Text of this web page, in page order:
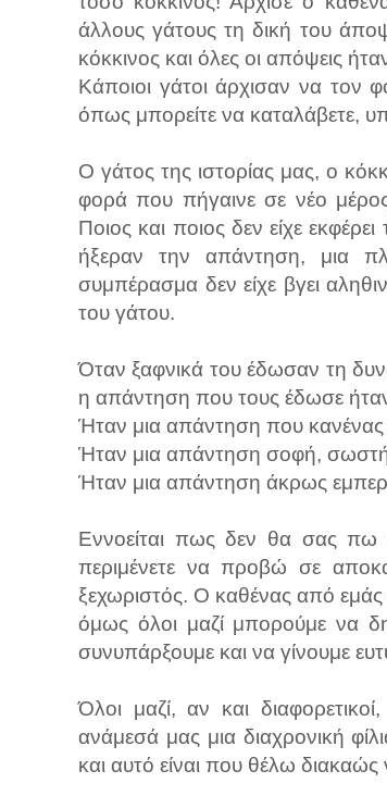
άλλους γάτους τη δική του
κόκκινος και όλες οι απόψεις
Κάποιοι γάτοι άρχισαν να τον
όπως μπορείτε να καταλάβετε,
Ο γάτος της ιστορίας μας, ο
φορά που πήγαινε σε νέο
Ποιος και ποιος δεν είχε
ήξεραν την απάντηση, μια
συμπέρασμα δεν είχε βγει
του γάτου.
Όταν ξαφνικά του έδωσαν τη
η απάντηση που τους έδωσε
Ήταν μια απάντηση που κανένας
Ήταν μια απάντηση σοφή, σωστή
Ήταν μια απάντηση άκρως
Εννοείται πως δεν θα σας πω
περιμένετε να προβώ σε
ξεχωριστός. Ο καθένας από εμάς
όμως όλοι μαζί μπορούμε να
συνυπάρξουμε και να γίνουμε
Όλοι μαζί, αν και
ανάμεσά μας μια διαχρονική
και αυτό είναι που θέλω